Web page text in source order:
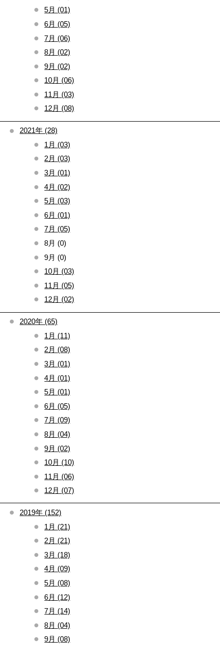
5月 (01)
6月 (05)
7月 (06)
8月 (02)
9月 (02)
10月 (06)
11月 (03)
12月 (08)
2021年 (28)
1月 (03)
2月 (03)
3月 (01)
4月 (02)
5月 (03)
6月 (01)
7月 (05)
8月 (0)
9月 (0)
10月 (03)
11月 (05)
12月 (02)
2020年 (65)
1月 (11)
2月 (08)
3月 (01)
4月 (01)
5月 (01)
6月 (05)
7月 (09)
8月 (04)
9月 (02)
10月 (10)
11月 (06)
12月 (07)
2019年 (152)
1月 (21)
2月 (21)
3月 (18)
4月 (09)
5月 (08)
6月 (12)
7月 (14)
8月 (04)
9月 (08)